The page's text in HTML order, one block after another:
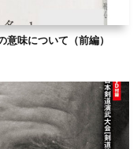
味について（前編）